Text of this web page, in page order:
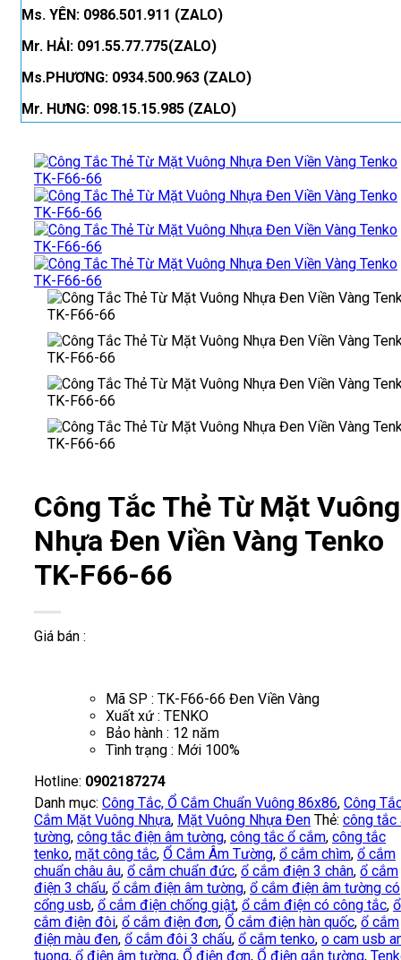
Ms. YÊN: 0986.501.911 (ZALO)
Mr. HẢI: 091.55.77.775(ZALO)
Ms.PHƯƠNG: 0934.500.963 (ZALO)
Mr. HƯNG: 098.15.15.985 (ZALO)
Công Tắc Thẻ Từ Mặt Vuông
Nhựa Đen Viền Vàng Tenko
TK-F66-66
Giá bán :
Mã SP : TK-F66-66 Đen Viền Vàng
Xuất xứ : TENKO
Bảo hành : 12 năm
Tình trạng : Mới 100%
Hotline: 0902187274
Danh mục: Công Tắc, Ổ Cắm Chuẩn Vuông 86x86, Công
Cắm Mặt Vuông Nhựa, Mặt Vuông Nhựa Đen Thẻ: công tắc
tường, công tắc điện âm tường, công tắc ổ cắm, công tắc
tenko, mặt công tắc, Ổ Cắm Âm Tường, ổ cắm chìm, ổ cắm
chuẩn châu âu, ổ cắm chuẩn đức, ổ cắm điện 3 chân, ổ cắm
điện 3 chấu, ổ cắm điện âm tường, ổ cắm điện âm tường có
cổng usb, ổ cắm điện chống giật, ổ cắm điện có công tắc, ổ
cắm điện đôi, ổ cắm điện đơn, Ổ cắm điện hàn quốc, ổ cắm
điện màu đen, ổ cắm đôi 3 chấu, ổ cắm tenko, o cam usb
tuong, ổ điện âm tường, Ổ điện đơn, Ổ điện gắn tường,